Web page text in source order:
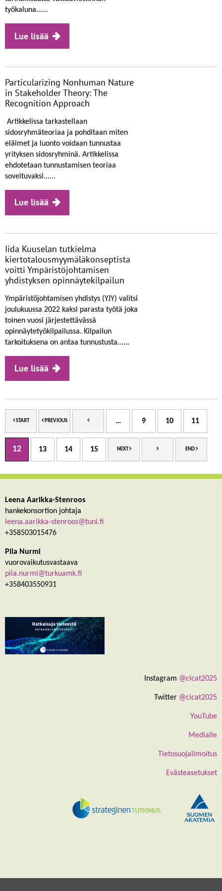
työkaluna......
Lue lisää
Particularizing Nonhuman Nature
in Stakeholder Theory: The
Recognition Approach
Artikkelissa tarkastellaan
sidosryhmäteoriaa ja pohditaan miten
eläimet ja luonto voidaan tunnustaa
yrityksen sidosryhminä. Artikkelissa
ehdotetaan tunnustamisen teoriaa
soveltuvaksi......
Lue lisää
Iida Kuuselan tutkielma
kiertotalousmyymäläkonseptista
voitti Ympäristöjohtamisen
yhdistyksen opinnäytekilpailun
Ympäristöjohtamisen yhdistys (YJY) valitsi
joulukuussa 2022 kaksi parasta työtä joka
toinen vuosi järjestettävässä
opinnäytetyökilpailussa. Kilpailun
tarkoituksena on antaa tunnustusta......
Lue lisää
START PREVIOUS … 9 10 11
12 13 14 15 NEXT END
Leena Aarikka-Stenroos
hankekonsortion johtaja
leena.aarikka-stenroos@tuni.fi
+358503015476
Piia Nurmi
vuorovaikutusvastaava
piia.nurmi@turkuamk.fi
+358403550931
Instagram @cicat2025
Twitter @cicat2025
YouTube
Medialle
Tietosuojailmoitus
Evästeasetukset